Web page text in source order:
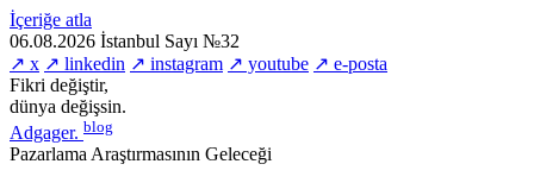
İçeriğe atla
06.08.2026 İstanbul Sayı №32
↗ x ↗ linkedin ↗ instagram ↗ youtube ↗ e-posta
Fikri değiştir,
dünya değişsin.
Adgager. blog
Pazarlama Araştırmasının Geleceği